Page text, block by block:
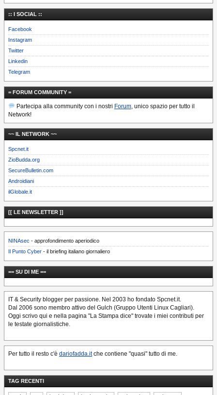
:: I SOCIAL ::
Facebook
Instagram
Twitter
Linkedin
Telegram
= FORUM COMMUNITY =
Partecipa alla community con i nostri Forum, unico spazio per tutto il
Network!
~~ IL NETWORK ~~
Spcnet.it
ZioBudda.org
SecureBulletin.com
Androidiani
ilGlobale.it
[[ LE NEWSLETTER ]]
NINAsec - approfondimento aperiodico
Il Punto Cyber - il briefing italiano giornaliero
== SU DI ME ==
IT & Security blogger per passione. Nel 2003 ho fondato Spcnet.it.
Dal 2006 sono membro attivo del Gulch (Gruppo Utenti Linux Cagliari).
Oggi scrivo qui e nella pagina "La Stampa dice" trovate i miei contributi per
le testate giornalistiche.
Per tutto il resto c'è dariofadda.itche contiene "quasi" tutto di me.
TAG RECENTI